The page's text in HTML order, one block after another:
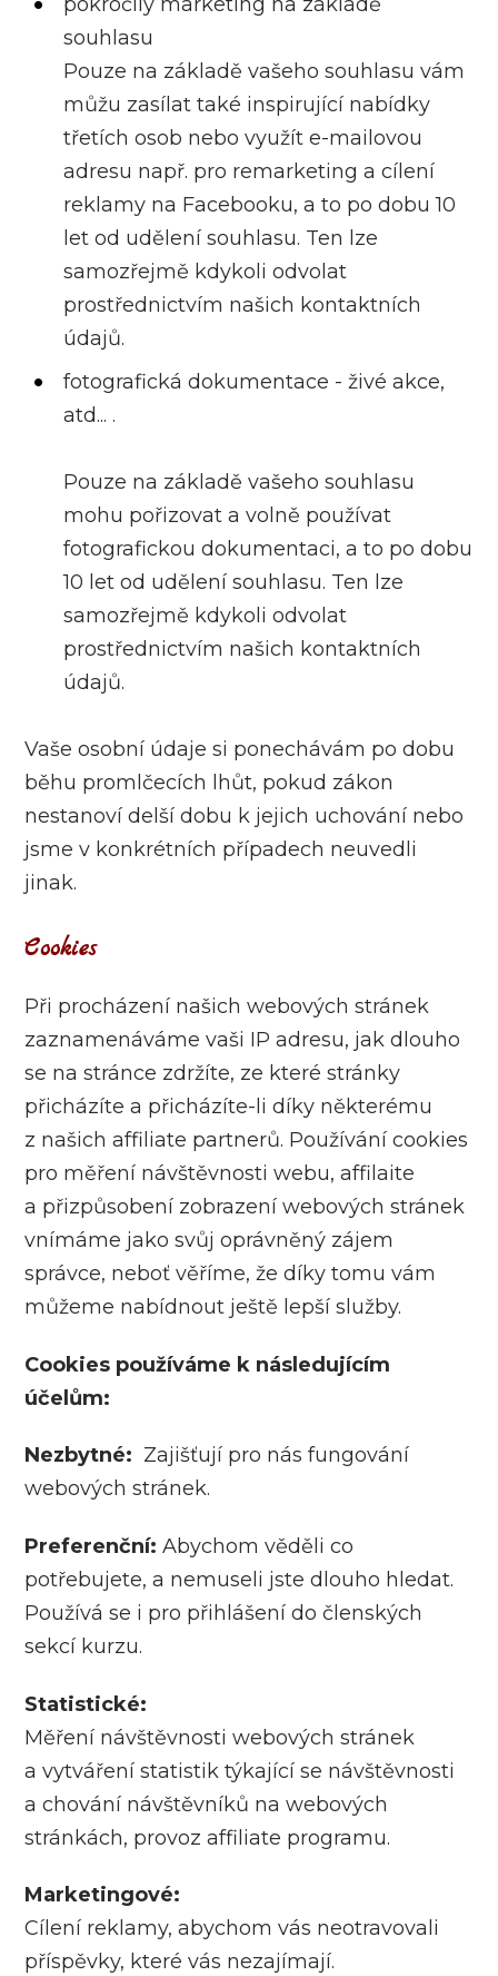
souhlasu
Pouze na základě vašeho souhlasu vám
můžu zasílat také inspirující nabídky
třetích osob nebo využít e-mailovou
adresu např. pro remarketing a cílení
reklamy na Facebooku, a to po dobu 10
let od udělení souhlasu. Ten lze
samozřejmě kdykoli odvolat
prostřednictvím našich kontaktních
údajů.
fotografická dokumentace - živé akce,
atd... .
Pouze na základě vašeho souhlasu
mohu pořizovat a volně používat
fotografickou dokumentaci, a to po dobu
10 let od udělení souhlasu. Ten lze
samozřejmě kdykoli odvolat
prostřednictvím našich kontaktních
údajů.
Vaše osobní údaje si ponechávám po dobu
běhu promlčecích lhůt, pokud zákon
nestanoví delší dobu k jejich uchování nebo
jsme v konkrétních případech neuvedli
jinak.
Cookies
Při procházení našich webových stránek
zaznamenáváme vaši IP adresu, jak dlouho
se na stránce zdržíte, ze které stránky
přicházíte a přicházíte-li díky některému
z našich affiliate partnerů. Používání cookies
pro měření návštěvnosti webu, affilaite
a přizpůsobení zobrazení webových stránek
vnímáme jako svůj oprávněný zájem
správce, neboť věříme, že díky tomu vám
můžeme nabídnout ještě lepší služby.
Cookies používáme k následujícím
účelům:
Nezbytné: Zajišťují pro nás fungování
webových stránek.
Preferenční: Abychom věděli co
potřebujete, a nemuseli jste dlouho hledat.
Používá se i pro přihlášení do členských
sekcí kurzu.
Statistické:
Měření návštěvnosti webových stránek
a vytváření statistik týkající se návštěvnosti
a chování návštěvníků na webových
stránkách, provoz affiliate programu.
Marketingové:
Cílení reklamy, abychom vás neotravovali
příspěvky, které vás nezajímají.